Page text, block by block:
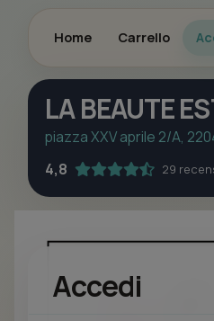
Home Carrello
LA BEAUTE
piazza XXV aprile 2/A,
4,8
29
Accedi